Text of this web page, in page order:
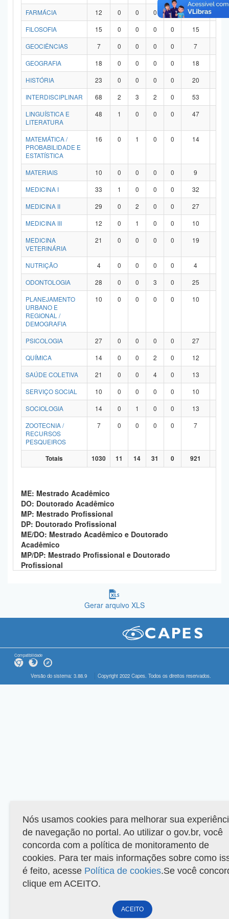
FARMÁCIA
12 0 0 0 0 12
FILOSOFIA
15 0 0 0 0 15
GEOCIÊNCIAS
7 0 0 0 0 7
GEOGRAFIA
18 0 0 0 0 18
HISTÓRIA
23 0 0 0 0 20
INTERDISCIPLINAR
68 2 3 2 0 53
LINGUÍSTICA E
LITERATURA
48 1 0 0 0 47
MATEMÁTICA /
PROBABILIDADE E
ESTATÍSTICA
16 0 1 0 0 14
MATERIAIS 10 0 0 0 0 9
MEDICINA I
33 1 0 0 0 32
MEDICINA II
29 0 2 0 0 27
MEDICINA III
12 0 1 0 0 10
MEDICINA
VETERINÁRIA
21 0 0 0 0 19
NUTRIÇÃO 4 0 0 0 0 4
ODONTOLOGIA
28 0 0 3 0 25
PLANEJAMENTO
URBANO E
REGIONAL /
DEMOGRAFIA
10 0 0 0 0 10
PSICOLOGIA 27 0 0 0 0 27
QUÍMICA
14 0 0 2 0 12
SAÚDE COLETIVA
21 0 0 4 0 13
SERVIÇO SOCIAL
10 0 0 0 0 10
SOCIOLOGIA
14 0 1 0 0 13
ZOOTECNIA /
RECURSOS
PESQUEIROS
7 0 0 0 0 7
Totais 1030 11 14 31 0 921
ME: Mestrado Acadêmico
DO: Doutorado Acadêmico
MP: Mestrado Profissional
DP: Doutorado Profissional
ME/DO: Mestrado Acadêmico e Doutorado
Acadêmico
MP/DP: Mestrado Profissional e Doutorado
Profissional
Gerar arquivo XLS
Compatibilidade
Versão do sistema: 3.88.9 Copyright 2022 Capes. Todos os direitos reservados.
Nós usamos cookies para melhorar sua
de navegação no portal. Ao utilizar o gov.br, você
concorda com a política de monitoramento de
cookies. Para ter mais informações sobre como
é feito, acesse Política de cookies.Se você
clique em ACEITO.
ACEITO